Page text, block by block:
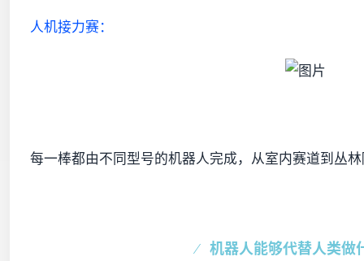
人机接力赛：
每一棒都由不同型号的机器人完成，从室内赛道到丛
机器人能够代替人类做